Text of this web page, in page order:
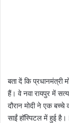
बता दें कि प्रधानमंत्री
हैं। वे नवा रायपुर में
दौरान मोदी ने एक बच्चे
साईं हॉस्पिटल में हुई